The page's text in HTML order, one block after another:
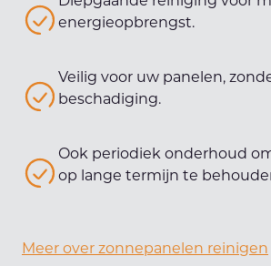
energieopbrengst.
Veilig voor uw panelen,
beschadiging.
Ook periodiek onderhoud
op lange termijn te
Meer over zonnepanelen reinigen